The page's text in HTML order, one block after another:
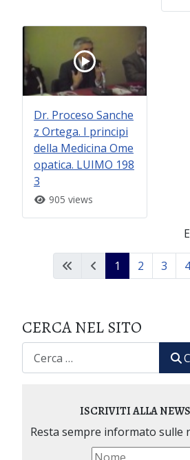
Dr. Proceso Sanche
z Ortega. I principi
della Medicina Ome
opatica. LUIMO 198
3
905 views
1 2 3 4
CERCA NEL SITO
ISCRIVITI ALLA
Resta sempre informato sulle